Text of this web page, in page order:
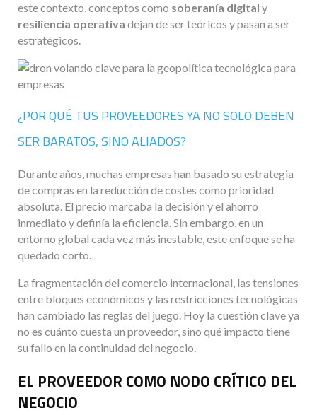
este contexto, conceptos como soberanía digital y
resiliencia operativa dejan de ser teóricos y pasan a ser
estratégicos.
¿POR QUÉ TUS PROVEEDORES YA NO SOLO DEBEN
SER BARATOS, SINO ALIADOS?
Durante años, muchas empresas han basado su estrategia
de compras en la reducción de costes como prioridad
absoluta. El precio marcaba la decisión y el ahorro
inmediato y definía la eficiencia. Sin embargo, en un
entorno global cada vez más inestable, este enfoque se ha
quedado corto.
La fragmentación del comercio internacional, las tensiones
entre bloques económicos y las restricciones tecnológicas
han cambiado las reglas del juego. Hoy la cuestión clave ya
no es cuánto cuesta un proveedor, sino qué impacto tiene
su fallo en la continuidad del negocio.
EL PROVEEDOR COMO NODO CRÍTICO DEL
NEGOCIO